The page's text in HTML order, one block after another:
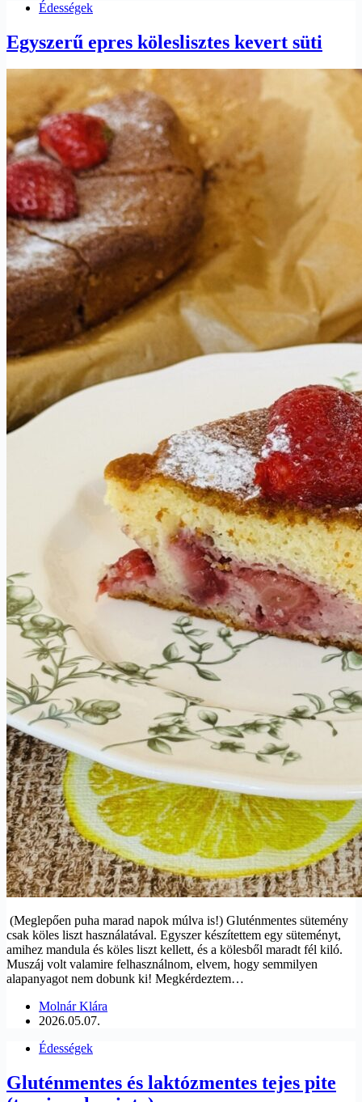
Édességek
Egyszerű epres köleslisztes kevert süti
(Meglepően puha marad napok múlva is!) Gluténmentes sütemény
csak köles liszt használatával. Egyszer készítettem egy süteményt,
amihez mandula és köles liszt kellett, és a kölesből maradt fél kiló.
Muszáj volt valamire felhasználnom, elvem, hogy semmilyen
alapanyagot nem dobunk ki! Megkérdeztem…
Molnár Klára
2026.05.07.
Édességek
Gluténmentes és laktózmentes tejes pite